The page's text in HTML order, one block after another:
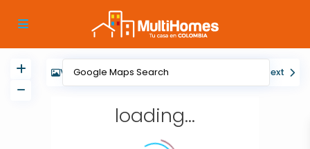
loading...
View My Location Next